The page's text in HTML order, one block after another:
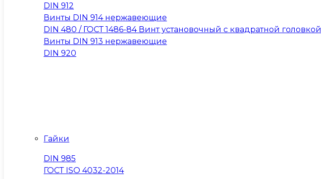
DIN 912
Винты DIN 914 нержавеющие
DIN 480 / ГОСТ 1486-84 Винт установочный с квадратной головкой
Винты DIN 913 нержавеющие
DIN 920
Гайки
DIN 985
ГОСТ ISO 4032-2014